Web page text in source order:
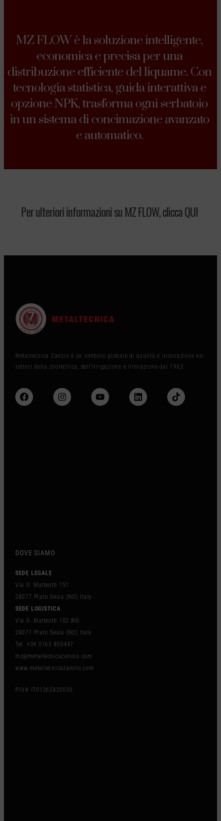
MZ FLOW è la soluzione intelligente,
economica e precisa per una
distribuzione efficiente del liquame. Con
tecnologia statistica, guida interattiva e
opzione NPK, trasforma ogni serbatoio
in un sistema di concimazione avanzato
e automatico.
Per ulteriori informazioni su MZ FLOW, clicca QUI
Metaltecnica Zanolo è un simbolo globale di qualità e innovazione nei
settori della zootecnica, dell’irrigazione e irrorazione dal 1963.
DOVE SIAMO
SEDE LEGALE
Via G. Matteotti 151
28077 Prato Sesia (NO) Italy
SEDE LOGISTICA
Via G. Matteotti 102 BIS
28077 Prato Sesia (NO) Italy
Tel. +39 0163 850497
mz@metaltecnicazanolo.com
www.metaltecnicazanolo.com
P.IVA IT01262820036